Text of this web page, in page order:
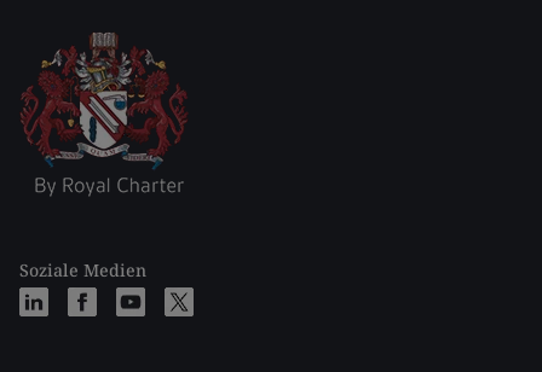
Soziale Medien